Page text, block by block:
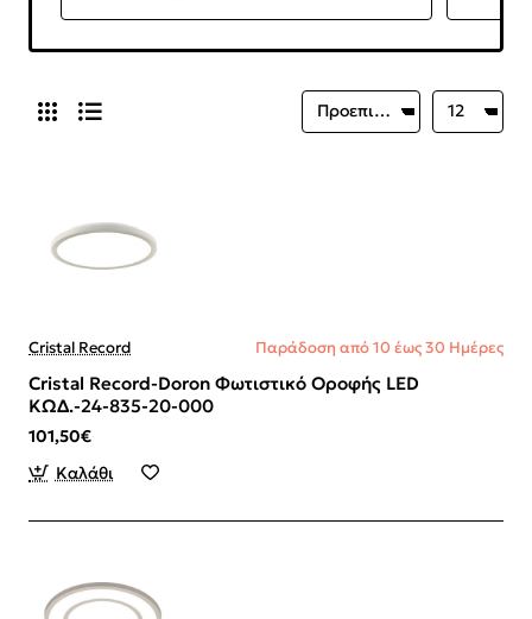
Cristal Record Παράδοση από 10 έως 30 Ημέρες
Cristal Record-Doron Φωτιστικό Οροφής LED
ΚΩΔ.-24-835-20-000
101,50€
Καλάθι